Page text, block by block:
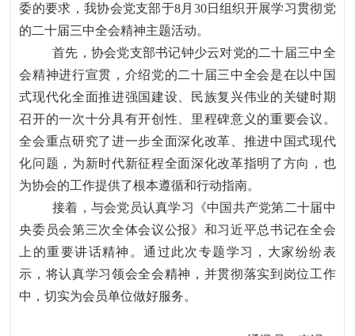
委的要求，我协会党支部于8月30日组织开展学习贯彻党
的二十届三中全会精神主题活动。
首先，协会党支部书记钟少云对党的二十届三中全
会精神进行宣贯，介绍党的二十届三中全会是在以中国
式现代化全面推进强国建设、民族复兴伟业的关键时期
召开的一次十分具有开创性、里程碑意义的重要会议。
全会重点研究了进一步全面深化改革、推进中国式现代
化问题，为新时代新征程全面深化改革指明了方向，也
为协会的工作提供了根本遵循和行动指南。
接着，与会党员认真学习《中国共产党第二十届中
央委员会第三次全体会议公报》和习近平总书记在全会
上的重要讲话精神。通过此次专题学习，大家纷纷表
示，将认真学习领会全会精神，并贯彻落实到岗位工作
中，切实为会员单位做好服务。